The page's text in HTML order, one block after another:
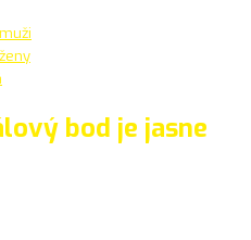
bod je jasne